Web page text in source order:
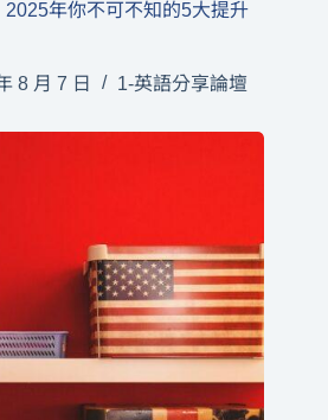
年你不可不知的5大提升
8 月 7 日 1-英語分享論壇